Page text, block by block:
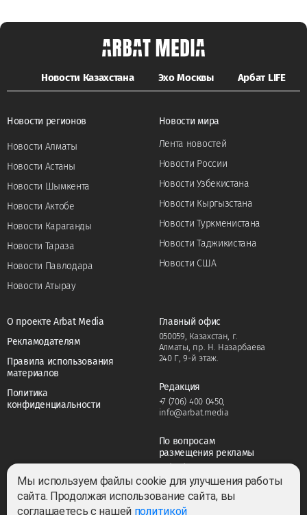
Новости Казахстана Эхо Москвы Арбат LIFE
Новости регионов
Новости Алматы
Новости Астаны
Новости Шымкента
Новости Актобе
Новости Караганды
Новости Тараза
Новости Павлодара
Новости Атырау
Новости мира
Лента новостей
Новости России
Новости Узбекистана
Новости Кыргызстана
Новости Туркменистана
Новости Таджикистана
Новости США
О проекте Arbat Media
Рекламодателям
Правила использования
материалов
Политика
конфиденциальности
Главный офис
050059, Казахстан, г.
Алматы, пр. Н. Назарбаева
240 Г, 9-й этаж.
Редакция
+7 (706) 400 0450,
info@arbat.media
По вопросам
размещения рекламы
adv@arbat.media
Мы используем файлы cookie для улучшения работы
сайта. Продолжая использование сайта, вы
соглашаетесь с нашей политикой